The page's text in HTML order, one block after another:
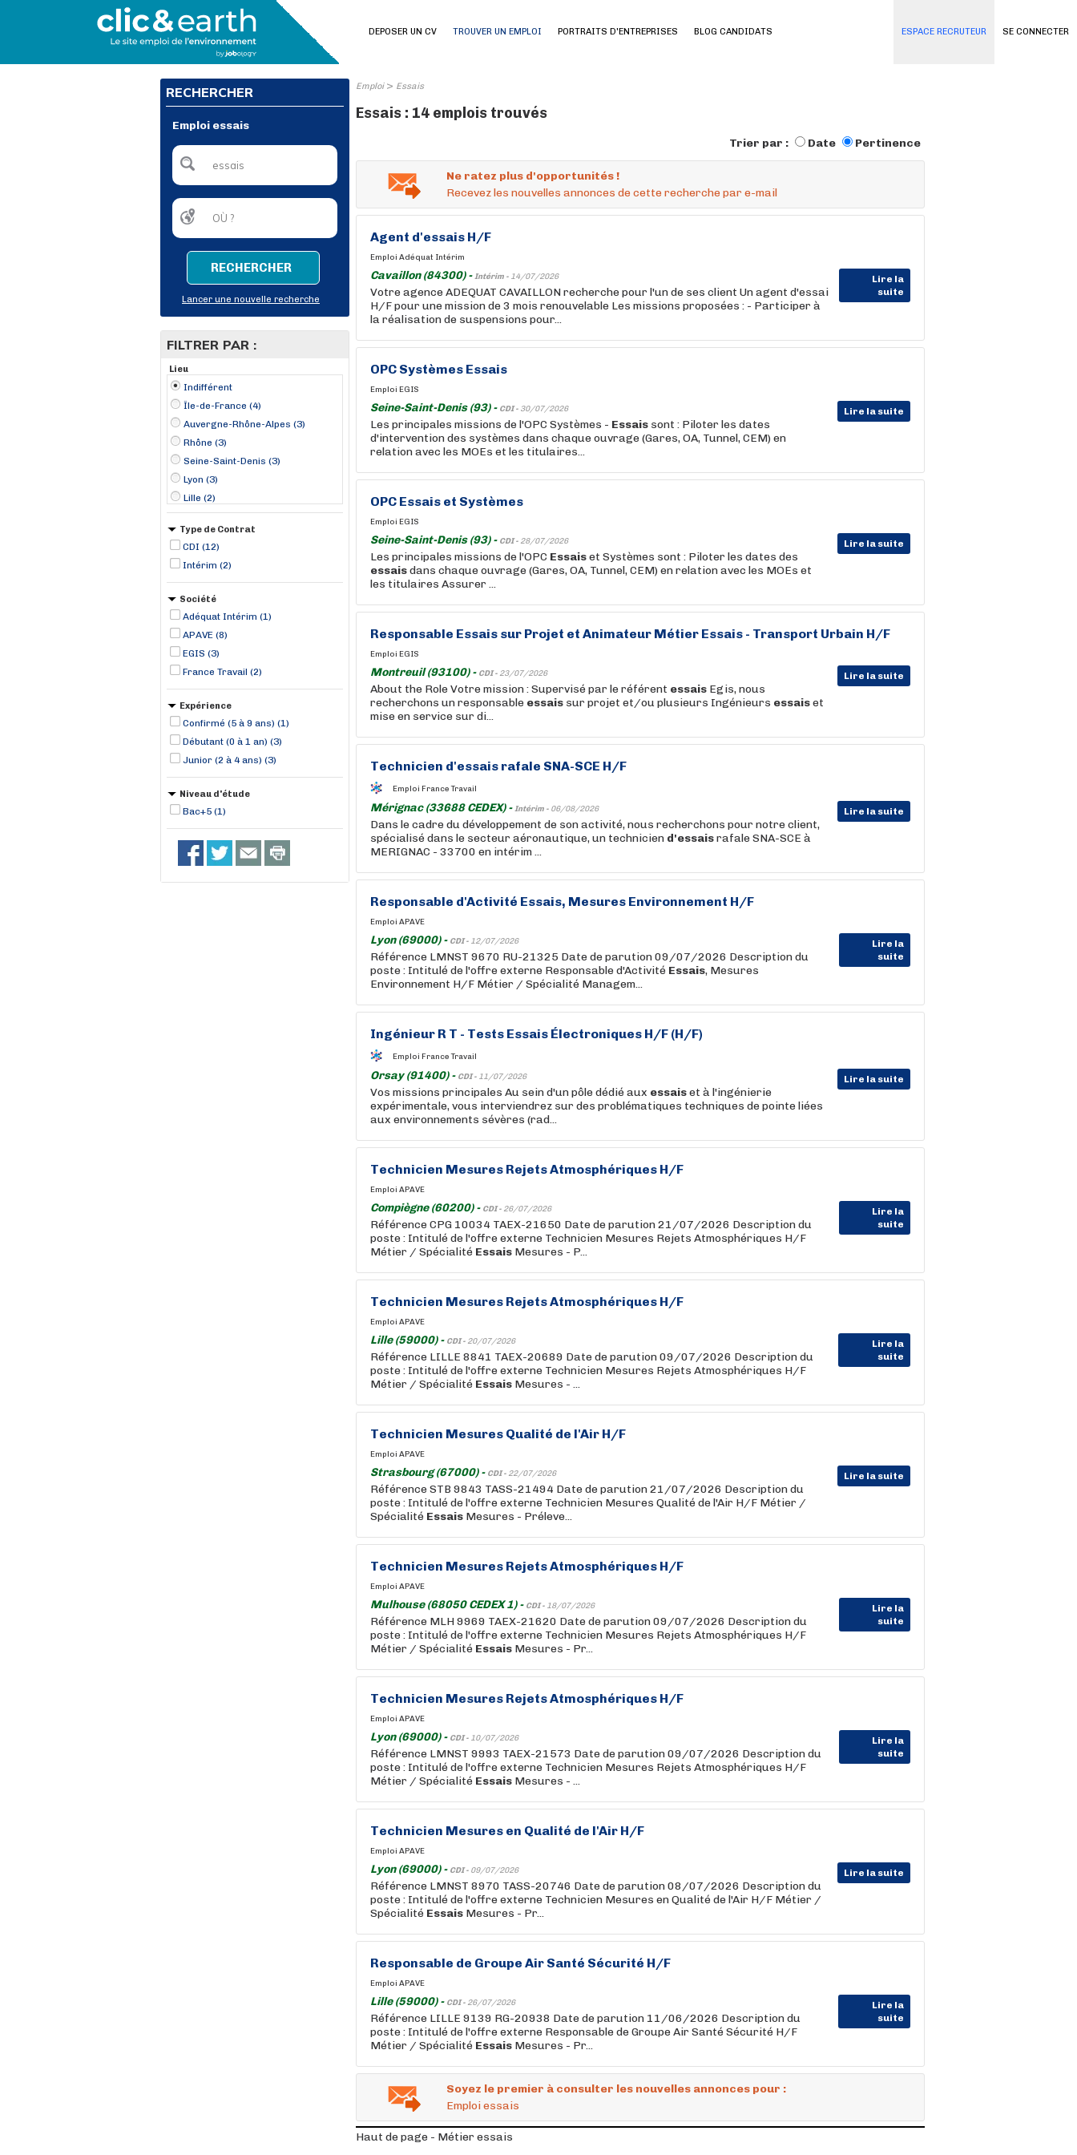
SE CONNECTER
DEPOSER UN CV TROUVER UN EMPLOI PORTRAITS D'ENTREPRISES BLOG CANDIDATS ESPACE RECRUTEUR
RECHERCHER
Emploi essais
RECHERCHER
Lancer une nouvelle recherche
FILTRER PAR :
Lieu
Indifférent
Île-de-France (4)
Auvergne-Rhône-Alpes (3)
Rhône (3)
Seine-Saint-Denis (3)
Lyon (3)
Lille (2)
Cavaillon (1)
Compiègne (1)
Montreuil (1)
Mulhouse (1)
Type de Contrat
CDI (12)
Intérim (2)
Société
Adéquat Intérim (1)
APAVE (8)
EGIS (3)
France Travail (2)
Expérience
Confirmé (5 à 9 ans) (1)
Débutant (0 à 1 an) (3)
Junior (2 à 4 ans) (3)
Niveau d'étude
Bac+5 (1)
Emploi> Essais
Essais : 14 emplois trouvés
Trier par : Date Pertinence
Ne ratez plus d'opportunités !
Recevez les nouvelles annonces de cette recherche par e-mail
Agent d'essais H/F
Emploi Adéquat Intérim
Cavaillon (84300) -Intérim - 14/07/2026
Lire la
suite
Votre agence ADEQUAT CAVAILLON recherche pour l'un de ses client Un agent d'essai
H/F pour une mission de 3 mois renouvelable Les missions proposées : - Participer à
la réalisation de suspensions pour...
OPC Systèmes Essais
Emploi EGIS
Seine-Saint-Denis (93) - CDI - 30/07/2026 Lire la suite
Les principales missions de l'OPC Systèmes - Essais sont : Piloter les dates
d'intervention des systèmes dans chaque ouvrage (Gares, OA, Tunnel, CEM) en
relation avec les MOEs et les titulaires...
OPC Essais et Systèmes
Emploi EGIS
Seine-Saint-Denis (93) - CDI - 28/07/2026 Lire la suite
Les principales missions de l'OPC Essaiset Systèmes sont : Piloter les dates des
essaisdans chaque ouvrage (Gares, OA, Tunnel, CEM) en relation avec les MOEs et
les titulaires Assurer ...
Responsable Essais sur Projet et Animateur Métier Essais - Transport Urbain H/F
Emploi EGIS
Montreuil (93100) - CDI - 23/07/2026 Lire la suite
About the Role Votre mission : Supervisé par le référent essais Egis, nous
recherchons un responsable essais sur projet et/ou plusieurs Ingénieurs essaiset
mise en service sur di...
Technicien d'essais rafale SNA-SCE H/F
Emploi France Travail
Mérignac (33688 CEDEX) -Intérim - 06/08/2026 Lire la suite
Dans le cadre du développement de son activité, nous recherchons pour notre client,
spécialisé dans le secteur aéronautique, un technicien d'essaisrafale SNA-SCE à
MERIGNAC - 33700 en intérim ...
Responsable d'Activité Essais, Mesures Environnement H/F
Emploi APAVE
Lyon (69000) - CDI - 12/07/2026
Lire la
suite
Référence LMNST 9670 RU-21325 Date de parution 09/07/2026 Description du
poste : Intitulé de l'offre externe Responsable d'Activité Essais, Mesures
Environnement H/F Métier / Spécialité Managem...
Ingénieur R T - Tests Essais Électroniques H/F (H/F)
Emploi France Travail
Orsay (91400) - CDI - 11/07/2026 Lire la suite
Vos missions principales Au sein d'un pôle dédié aux essaiset à l'ingénierie
expérimentale, vous interviendrez sur des problématiques techniques de pointe liées
aux environnements sévères (rad...
Technicien Mesures Rejets Atmosphériques H/F
Emploi APAVE
Compiègne (60200) - CDI - 26/07/2026
Lire la
suite
Référence CPG 10034 TAEX-21650 Date de parution 21/07/2026 Description du
poste : Intitulé de l'offre externe Technicien Mesures Rejets Atmosphériques H/F
Métier / Spécialité Essais Mesures - P...
Technicien Mesures Rejets Atmosphériques H/F
Emploi APAVE
Lille (59000) - CDI - 20/07/2026
Lire la
suite
Référence LILLE 8841 TAEX-20689 Date de parution 09/07/2026 Description du
poste : Intitulé de l'offre externe Technicien Mesures Rejets Atmosphériques H/F
Métier / Spécialité Essais Mesures - ...
Technicien Mesures Qualité de l'Air H/F
Emploi APAVE
Strasbourg (67000) - CDI - 22/07/2026 Lire la suite
Référence STB 9843 TASS-21494 Date de parution 21/07/2026 Description du
poste : Intitulé de l'offre externe Technicien Mesures Qualité de l'Air H/F Métier /
Spécialité Essais Mesures - Préleve...
Technicien Mesures Rejets Atmosphériques H/F
Emploi APAVE
Mulhouse (68050 CEDEX 1) - CDI - 18/07/2026
Lire la
suite
Référence MLH 9969 TAEX-21620 Date de parution 09/07/2026 Description du
poste : Intitulé de l'offre externe Technicien Mesures Rejets Atmosphériques H/F
Métier / Spécialité Essais Mesures - Pr...
Technicien Mesures Rejets Atmosphériques H/F
Emploi APAVE
Lyon (69000) - CDI - 10/07/2026
Lire la
suite
Référence LMNST 9993 TAEX-21573 Date de parution 09/07/2026 Description du
poste : Intitulé de l'offre externe Technicien Mesures Rejets Atmosphériques H/F
Métier / Spécialité Essais Mesures - ...
Technicien Mesures en Qualité de l'Air H/F
Emploi APAVE
Lyon (69000) - CDI - 09/07/2026 Lire la suite
Référence LMNST 8970 TASS-20746 Date de parution 08/07/2026 Description du
poste : Intitulé de l'offre externe Technicien Mesures en Qualité de l'Air H/F Métier /
Spécialité Essais Mesures - Pr...
Responsable de Groupe Air Santé Sécurité H/F
Emploi APAVE
Lille (59000) - CDI - 26/07/2026
Lire la
suite
Référence LILLE 9139 RG-20938 Date de parution 11/06/2026 Description du
poste : Intitulé de l'offre externe Responsable de Groupe Air Santé Sécurité H/F
Métier / Spécialité Essais Mesures - Pr...
Soyez le premier à consulter les nouvelles annonces pour :
Emploi essais
Haut de page - Métier essais